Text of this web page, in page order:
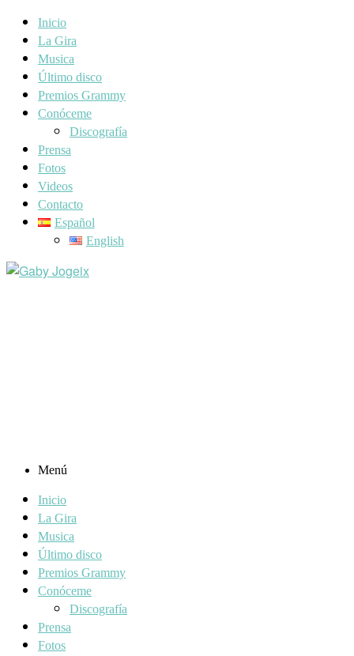
Inicio
La Gira
Musica
Último disco
Premios Grammy
Conóceme
Discografía
Prensa
Fotos
Videos
Contacto
Español
English
Menú
Inicio
La Gira
Musica
Último disco
Premios Grammy
Conóceme
Discografía
Prensa
Fotos